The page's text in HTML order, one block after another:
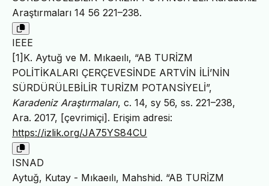
Araştırmaları 14 56 221–238.
IEEE
[1]K. Aytuğ ve M. Mıkaeılı, “AB TURİZM
POLİTİKALARI ÇERÇEVESİNDE ARTVİN İLİ’NİN
SÜRDÜRÜLEBİLİR TURİZM POTANSİYELİ”,
Karadeniz Araştırmaları, c. 14, sy 56, ss. 221–238,
Ara. 2017, [çevrimiçi]. Erişim adresi:
https://izlik.org/JA75YS84CU
ISNAD
Aytuğ, Kutay - Mıkaeılı, Mahshid. “AB TURİZM